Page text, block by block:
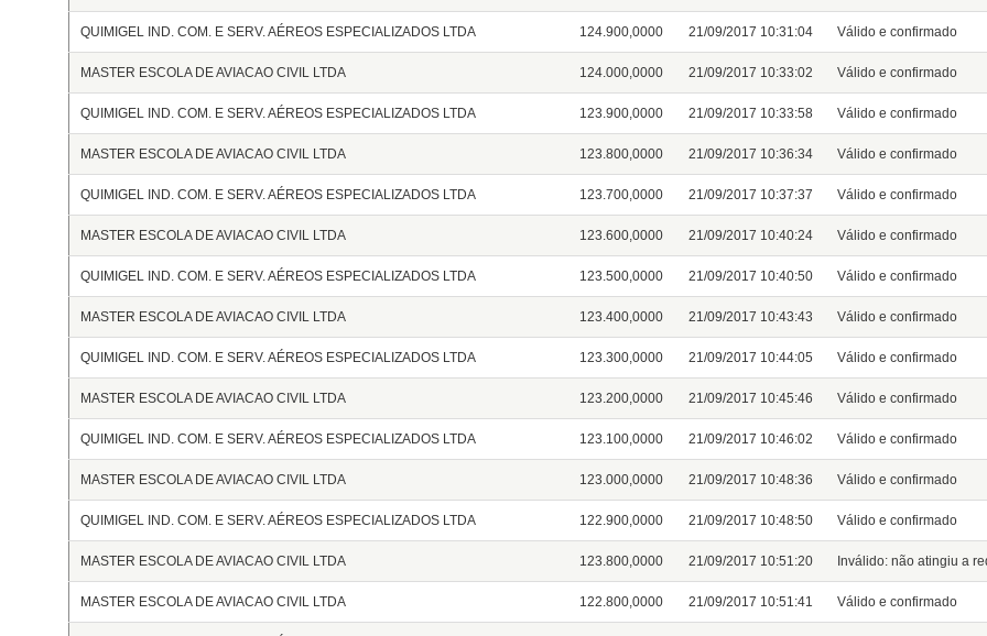
QUIMIGEL IND. COM. E SERV. AÉREOS ESPECIALIZADOS LTDA 124.900,0000 21/09/2017 10:31:04 Válido e confirmado
MASTER ESCOLA DE AVIACAO CIVIL LTDA 124.000,0000 21/09/2017 10:33:02 Válido e confirmado
QUIMIGEL IND. COM. E SERV. AÉREOS ESPECIALIZADOS LTDA 123.900,0000 21/09/2017 10:33:58 Válido e confirmado
MASTER ESCOLA DE AVIACAO CIVIL LTDA 123.800,0000 21/09/2017 10:36:34 Válido e confirmado
QUIMIGEL IND. COM. E SERV. AÉREOS ESPECIALIZADOS LTDA 123.700,0000 21/09/2017 10:37:37 Válido e confirmado
MASTER ESCOLA DE AVIACAO CIVIL LTDA 123.600,0000 21/09/2017 10:40:24 Válido e confirmado
QUIMIGEL IND. COM. E SERV. AÉREOS ESPECIALIZADOS LTDA 123.500,0000 21/09/2017 10:40:50 Válido e confirmado
MASTER ESCOLA DE AVIACAO CIVIL LTDA 123.400,0000 21/09/2017 10:43:43 Válido e confirmado
QUIMIGEL IND. COM. E SERV. AÉREOS ESPECIALIZADOS LTDA 123.300,0000 21/09/2017 10:44:05 Válido e confirmado
MASTER ESCOLA DE AVIACAO CIVIL LTDA 123.200,0000 21/09/2017 10:45:46 Válido e confirmado
QUIMIGEL IND. COM. E SERV. AÉREOS ESPECIALIZADOS LTDA 123.100,0000 21/09/2017 10:46:02 Válido e confirmado
MASTER ESCOLA DE AVIACAO CIVIL LTDA 123.000,0000 21/09/2017 10:48:36 Válido e confirmado
QUIMIGEL IND. COM. E SERV. AÉREOS ESPECIALIZADOS LTDA 122.900,0000 21/09/2017 10:48:50 Válido e confirmado
MASTER ESCOLA DE AVIACAO CIVIL LTDA 123.800,0000 21/09/2017 10:51:20 Inválido: não atingiu a
MASTER ESCOLA DE AVIACAO CIVIL LTDA 122.800,0000 21/09/2017 10:51:41 Válido e confirmado